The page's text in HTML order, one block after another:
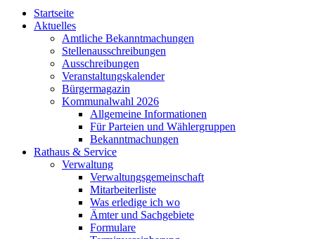
Startseite
Aktuelles
Amtliche Bekanntmachungen
Stellenausschreibungen
Ausschreibungen
Veranstaltungskalender
Bürgermagazin
Kommunalwahl 2026
Allgemeine Informationen
Für Parteien und Wählergruppen
Bekanntmachungen
Rathaus & Service
Verwaltung
Verwaltungsgemeinschaft
Mitarbeiterliste
Was erledige ich wo
Ämter und Sachgebiete
Formulare